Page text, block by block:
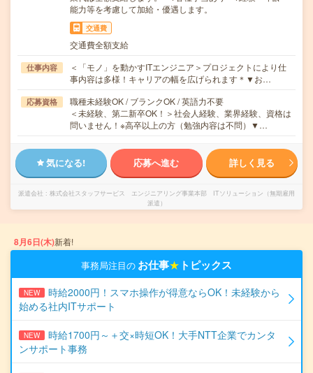
能力等を考慮して加給・優遇します。
交通費
交通費全額支給
仕事内容
＜「モノ」を動かすITエンジニア＞プロジェクトにより仕
事内容は多様！キャリアの幅を広げられます＊▼お…
応募資格
職種未経験OK / ブランクOK / 英語力不要
＜未経験、第二新卒OK！＞社会人経験、業界経験、資格は
問いません！※高卒以上の方（勉強内容は不問）▼…
気になる! 応募へ進む 詳しく見る
派遣会社
株式会社スタッフサービス エンジニアリング事業本部 ITソリューション（無期雇用
派遣）
8月6日(木)新着!
事務局注目の お仕事★ トピックス
NEW
時給2000円！スマホ操作が得意ならOK！未経験から
始める社内ITサポート
NEW
時給1700円～＋交×時短OK！大手NTT企業でカンタ
ンサポート事務